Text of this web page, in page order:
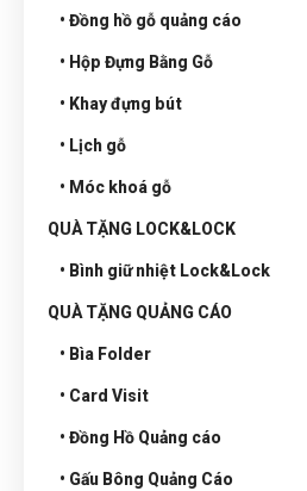
• Đồng hồ gỗ quảng cáo
• Hộp Đựng Bằng Gỗ
• Khay đựng bút
• Lịch gỗ
• Móc khoá gỗ
QUÀ TẶNG LOCK&LOCK
• Bình giữ nhiệt Lock&Lock
QUÀ TẶNG QUẢNG CÁO
• Bìa Folder
• Card Visit
• Đồng Hồ Quảng cáo
• Gấu Bông Quảng Cáo